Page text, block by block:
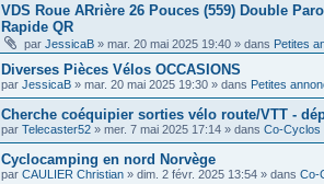
VDS Roue ARrière 26 Pouces (559) Double
Rapide QR
par JessicaB » mar. 20 mai 2025 19:40 » dans Petites
Diverses Pièces Vélos OCCASIONS
par JessicaB » mar. 20 mai 2025 19:30 » dans Petites
Cherche coéquipier sorties vélo route/VTT -
par Telecaster52 » mer. 7 mai 2025 17:14 » dans Co-Cyclos
Cyclocamping en nord Norvège
par CAULIER Christian » dim. 2 févr. 2025 13:54 » dans Co-